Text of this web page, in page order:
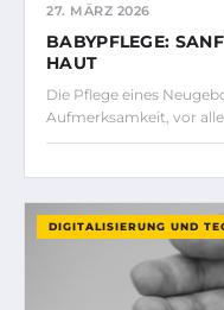
27. MÄRZ 2026
BABYPFLEGE:
HAUT
Die Pflege eines
Aufmerksamkeit, vor
DIGITALISIERUNG UND